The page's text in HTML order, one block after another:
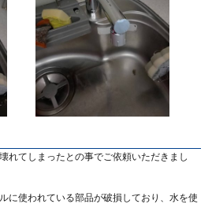
れてしまったとの事でご依頼いただきまし
に使われている部品が破損しており、水を使